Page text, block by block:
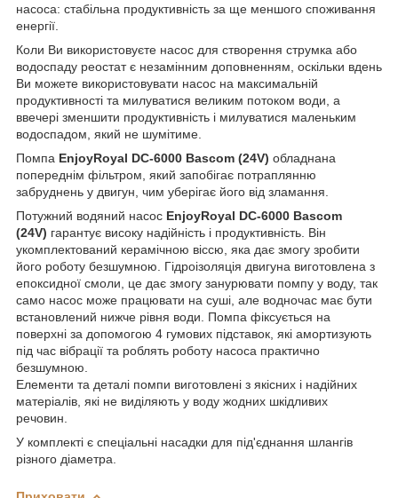
насоса: стабільна продуктивність за ще меншого споживання
енергії.
Коли Ви використовуєте насос для створення струмка або
водоспаду реостат є незамінним доповненням, оскільки вдень
Ви можете використовувати насос на максимальній
продуктивності та милуватися великим потоком води, а
ввечері зменшити продуктивність і милуватися маленьким
водоспадом, який не шумітиме.
Помпа EnjoyRoyal DC-6000 Bascom (24V) обладнана
попереднім фільтром, який запобігає потраплянню
забруднень у двигун, чим уберігає його від зламання.
Потужний водяний насос EnjoyRoyal DC-6000 Bascom
(24V) гарантує високу надійність і продуктивність. Він
укомплектований керамічною віссю, яка дає змогу зробити
його роботу безшумною. Гідроізоляція двигуна виготовлена з
епоксидної смоли, це дає змогу занурювати помпу у воду, так
само насос може працювати на суші, але водночас має бути
встановлений нижче рівня води. Помпа фіксується на
поверхні за допомогою 4 гумових підставок, які амортизують
під час вібрації та роблять роботу насоса практично
безшумною.
Елементи та деталі помпи виготовлені з якісних і надійних
матеріалів, які не виділяють у воду жодних шкідливих
речовин.
У комплекті є спеціальні насадки для під'єднання шлангів
різного діаметра.